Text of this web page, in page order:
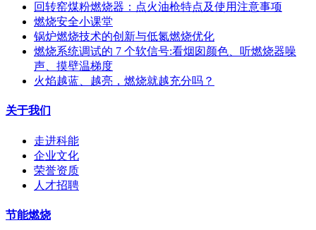
回转窑煤粉燃烧器：点火油枪特点及使用注意事项
燃烧安全小课堂
锅炉燃烧技术的创新与低氮燃烧优化
燃烧系统调试的 7 个软信号:看烟囱颜色、听燃烧器噪
声、摸壁温梯度
火焰越蓝、越亮，燃烧就越充分吗？
关于我们
走进科能
企业文化
荣誉资质
人才招聘
节能燃烧